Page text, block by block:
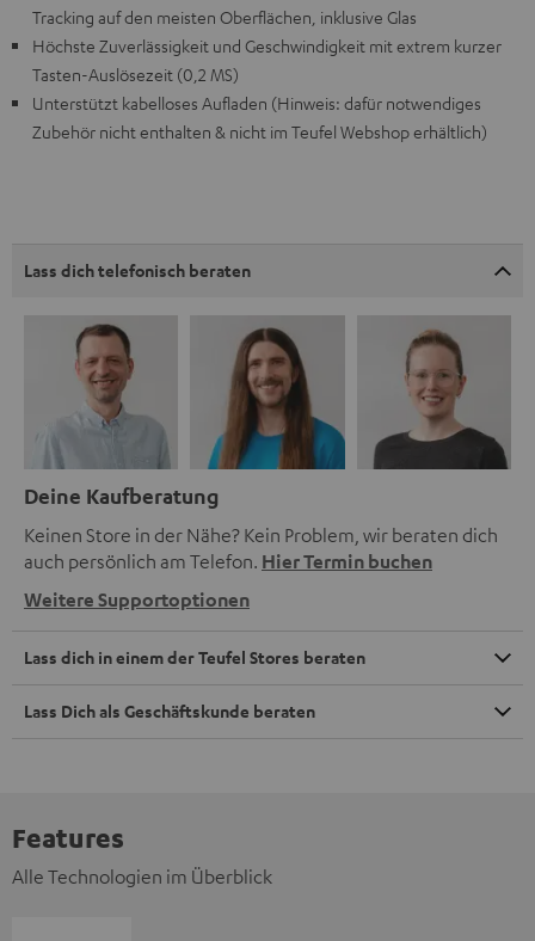
Tracking auf den meisten Oberflächen, inklusive Glas
Höchste Zuverlässigkeit und Geschwindigkeit mit extrem kurzer
Tasten-Auslösezeit (0,2 MS)
Unterstützt kabelloses Aufladen (Hinweis: dafür notwendiges
Zubehör nicht enthalten & nicht im Teufel Webshop erhältlich)
Lass dich telefonisch beraten
Deine Kaufberatung
Keinen Store in der Nähe? Kein Problem, wir beraten dich
auch persönlich am Telefon. Hier Termin buchen
Weitere Supportoptionen
Lass dich in einem der Teufel Stores beraten
Lass Dich als Geschäftskunde beraten
Features
Alle Technologien im Überblick